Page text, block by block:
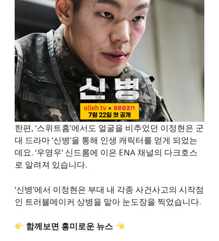
한편, ‘스위트홈’에서도 얼굴을 비추었던 이정현은 군
대 드라마 ‘신병’을 통해 인생 캐릭터를 얻게 되었는
데요. ‘우영우’ 신드롬에 이은 ENA 채널의 다크호스
로 알려져 있습니다.
‘신병’에서 이정현은 부대 내 각종 사건사고의 시작점
인 트러블메이커 상병을 맡아 눈도장을 찍었습니다.
함께보면 흥미로운 뉴스